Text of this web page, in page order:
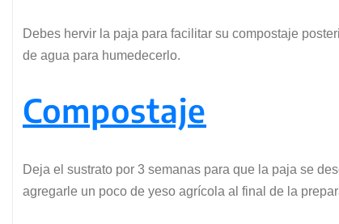
Debes hervir la paja para facilitar su compostaje
de agua para humedecerlo.
Compostaje
Deja el sustrato por 3 semanas para que la paja se
agregarle un poco de yeso agrícola al final de la